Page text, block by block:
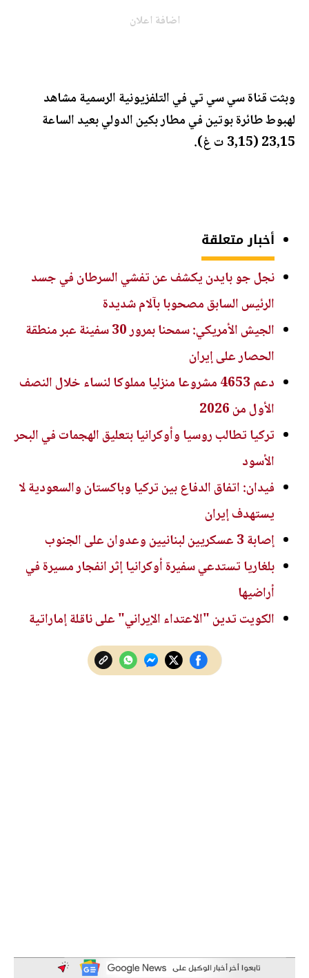
اضافة اعلان
وبثت قناة سي سي تي في التلفزيونية الرسمية مشاهد
لهبوط طائرة بوتين في مطار بكين الدولي بعيد الساعة
23,15 (3,15 ت غ).
أخبار متعلقة
نجل جو بايدن يكشف عن تفشي السرطان في جسد
الرئيس السابق مصحوبا بآلام شديدة
الجيش الأمريكي: سمحنا بمرور 30 سفينة عبر منطقة
الحصار على إيران
دعم 4653 مشروعا منزليا مملوكا لنساء خلال النصف
الأول من 2026
تركيا تطالب روسيا وأوكرانيا بتعليق الهجمات في البحر
الأسود
فيدان: اتفاق الدفاع بين تركيا وباكستان والسعودية لا
يستهدف إيران
إصابة 3 عسكريين لبنانيين وعدوان على الجنوب
بلغاريا تستدعي سفيرة أوكرانيا إثر انفجار مسيرة في
أراضيها
الكويت تدين "الاعتداء الإيراني" على ناقلة إماراتية